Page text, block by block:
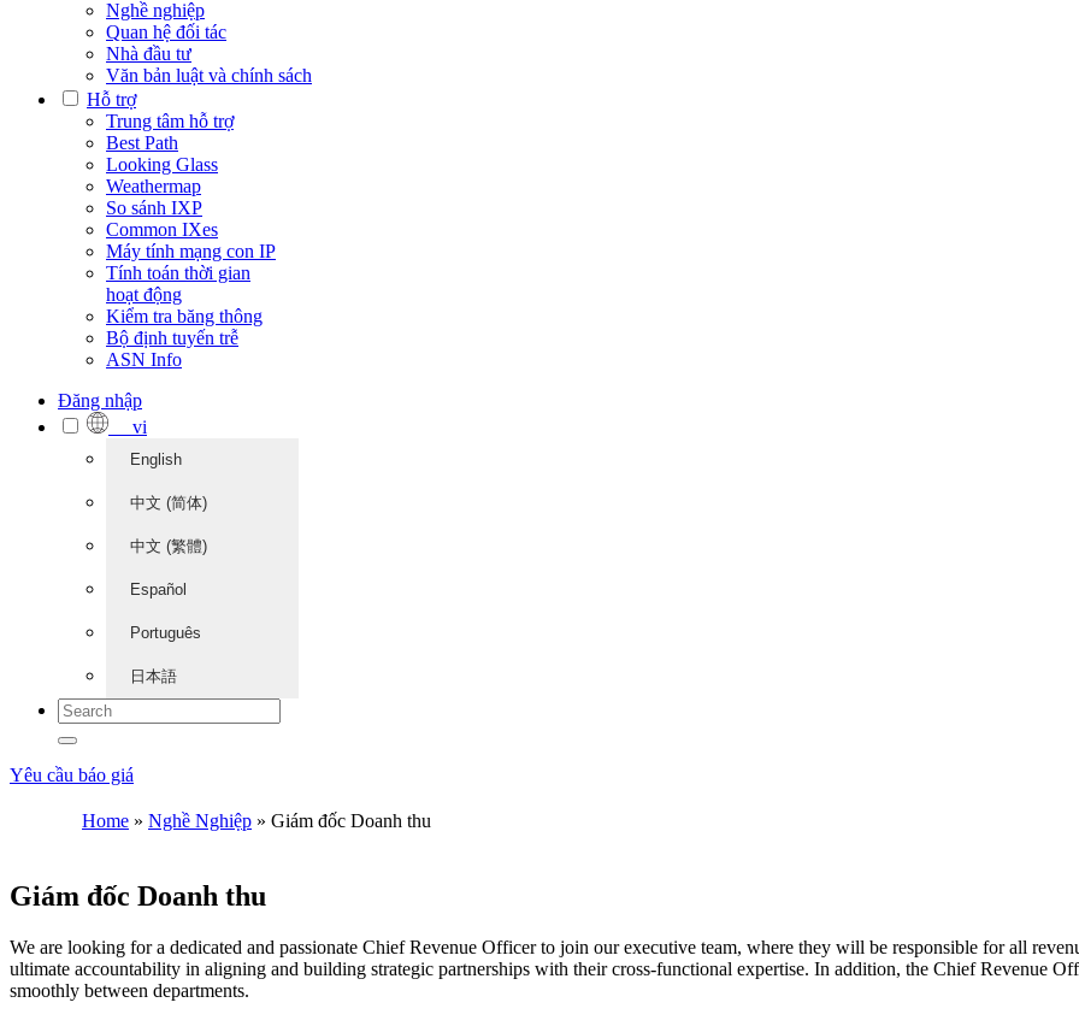
Nghề nghiệp
Quan hệ đối tác
Nhà đầu tư
Văn bản luật và chính sách
Hỗ trợ
Trung tâm hỗ trợ
Best Path
Looking Glass
Weathermap
So sánh IXP
Common IXes
Máy tính mạng con IP
Tính toán thời gian
hoạt động
Kiểm tra băng thông
Bộ định tuyến trễ
ASN Info
Đăng nhập
vi
English
中文 (简体)
中文 (繁體)
Español
Português
日本語
Yêu cầu báo giá
Home » Nghề Nghiệp » Giám đốc Doanh thu
Giám đốc Doanh thu
We are looking for a dedicated and passionate Chief Revenue Officer to join our executive team, where they will be responsible for all
ultimate accountability in aligning and building strategic partnerships with their cross-functional expertise. In addition, the Chief Revenue
smoothly between departments.